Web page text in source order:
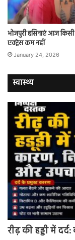
भोजपुरी हसिनाएं आज
एक्ट्रेस कम नहीं
January 24, 2026
स्वास्थ्य
रीढ़ की हड्डी में